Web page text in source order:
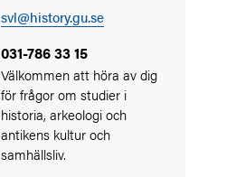
svl@history.gu.se
031-786 33 15
Välkommen att höra av dig
för frågor om studier i
historia, arkeologi och
antikens kultur och
samhällsliv.